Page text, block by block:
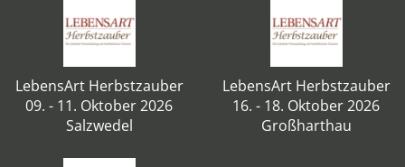
LebensArt Herbstzauber
09. - 11. Oktober 2026
Salzwedel
LebensArt Herbstzauber
16. - 18. Oktober 2026
Großharthau